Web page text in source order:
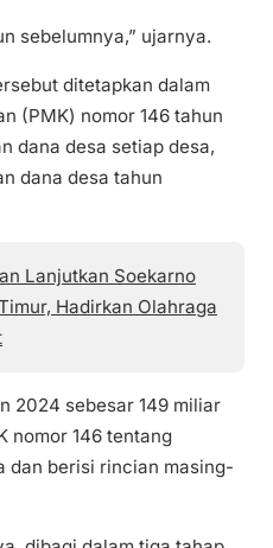
sebelumnya,” ujarnya.
ditetapkan dalam
(PMK) nomor 146 tahun
dana desa setiap desa,
dana desa tahun
Lanjutkan Soekarno
Hadirkan Olahraga
2024 sebesar 149 miliar
nomor 146 tentang
dan berisi rincian masing-